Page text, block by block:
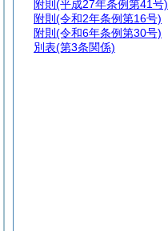
附則 (平成27年条例第41号)
附則 (令和2年条例第16号)
附則 (令和6年条例第30号)
別表(第3条関係)